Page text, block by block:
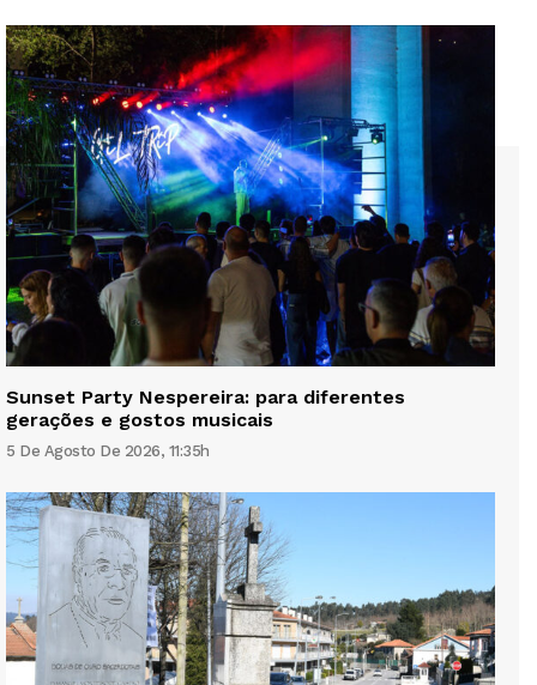
Sunset Party Nespereira: para diferentes
gerações e gostos musicais
5 De Agosto De 2026, 11:35h